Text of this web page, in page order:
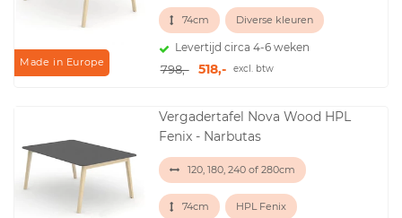
Made in Europe
74cm Diverse kleuren
Levertijd circa 4-6 weken
798,- 518,- excl. btw
Vergadertafel Nova Wood HPL
Fenix - Narbutas
120, 180, 240 of 280cm
74cm HPL Fenix